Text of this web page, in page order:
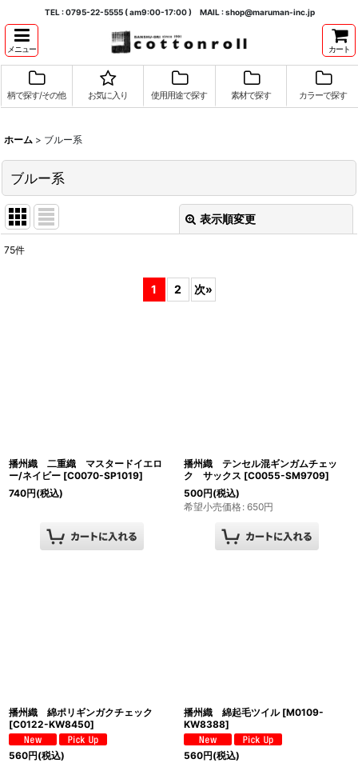
TEL : 0795-22-5555 ( am9:00-17:00 ) MAIL : shop@maruman-inc.jp
メニュー カート
柄で探す/その他 お気に入り 使用用途で探す 素材で探す カラーで探す
ホーム > ブルー系
ブルー系
表示順変更
75件
1 2 次»
播州織 二重織 マスタードイエロ
ー/ネイビー [C0070-SP1019]
740円(税込)
播州織 テンセル混ギンガムチェッ
ク サックス [C0055-SM9709]
500円(税込)
希望小売価格: 650円
播州織 綿ポリギンガクチェック
[C0122-KW8450]
560円(税込)
播州織 綿起毛ツイル [M0109-
KW8388]
560円(税込)